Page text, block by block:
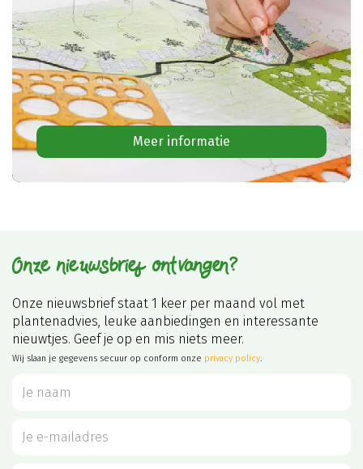
Meer informatie
Onze nieuwsbrief ontvangen?
Onze nieuwsbrief staat 1 keer per maand vol met
plantenadvies, leuke aanbiedingen en interessante
nieuwtjes. Geef je op en mis niets meer.
Wij slaan je gegevens secuur op conform onze privacy policy.